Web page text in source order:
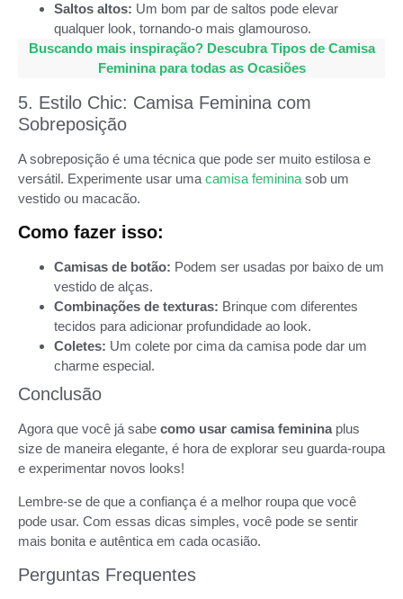
Saltos altos: Um bom par de saltos pode elevar
qualquer look, tornando-o mais glamouroso.
Buscando mais inspiração? Descubra Tipos de Camisa
Feminina para todas as Ocasiões
5. Estilo Chic: Camisa Feminina com
Sobreposição
A sobreposição é uma técnica que pode ser muito estilosa e
versátil. Experimente usar uma camisa feminina sob um
vestido ou macacão.
Como fazer isso:
Camisas de botão: Podem ser usadas por baixo de um
vestido de alças.
Combinações de texturas: Brinque com diferentes
tecidos para adicionar profundidade ao look.
Coletes: Um colete por cima da camisa pode dar um
charme especial.
Conclusão
Agora que você já sabe como usar camisa femininaplus
size de maneira elegante, é hora de explorar seu guarda-roupa
e experimentar novos looks!
Lembre-se de que a confiança é a melhor roupa que você
pode usar. Com essas dicas simples, você pode se sentir
mais bonita e autêntica em cada ocasião.
Perguntas Frequentes